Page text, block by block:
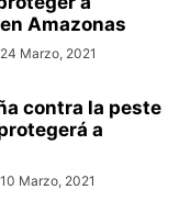
Amazonas
24 Marzo, 2021
contra la peste
a
10 Marzo, 2021